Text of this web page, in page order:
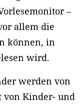
–
allem die
können, in
wird.
werden von
von Kinder- und